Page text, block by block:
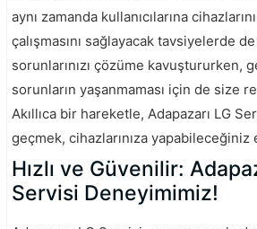
aynı zamanda kullanıcılarına
çalışmasını sağlayacak tavsiyelerde
sorunlarınızı çözüme kavuştururken,
sorunların yaşanmaması için de size
Akıllıca bir hareketle, Adapazarı LG
geçmek, cihazlarınıza yapabileceğiniz
Hızlı ve Güvenilir:
Servisi Deneyimimiz!